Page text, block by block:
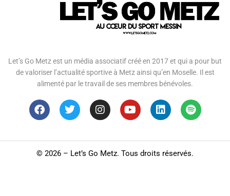
Let’s Go Metz est un média associatif créé en 2017 et qui a pour but
de valoriser l’actualité sportive à Metz ainsi qu’en Moselle. Il est
alimenté par le travail de ses membres bénévoles.
© 2026 – Let’s Go Metz. Tous droits réservés.